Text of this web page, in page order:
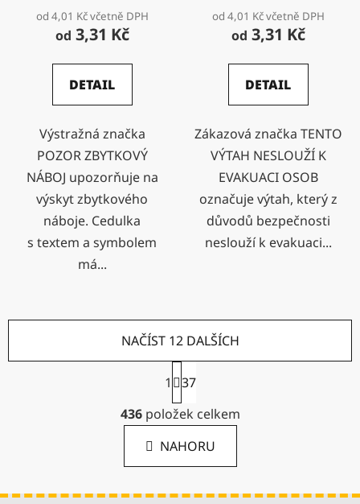
od 4,01 Kč včetně DPH
od 3,31 Kč
DETAIL
Výstražná značka
POZOR ZBYTKOVÝ
NÁBOJ upozorňuje na
výskyt zbytkového
náboje. Cedulka
s textem a symbolem
má...
od 4,01 Kč včetně DPH
od 3,31 Kč
DETAIL
Zákazová značka TENTO
VÝTAH NESLOUŽÍ K
EVAKUACI OSOB
označuje výtah, který z
důvodů bezpečnosti
neslouží k evakuaci...
O
v
l
á
d
a
NAČÍST 12 DALŠÍCH
S
t
r
á
n
k
á
1
37
436položek celkem
NAHORU